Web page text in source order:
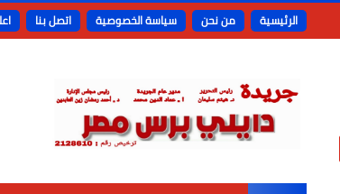
الرئيسية من نحن سياسة الخصوصية اتصل بنا